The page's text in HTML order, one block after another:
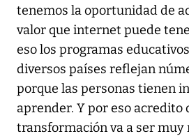
tenemos la oportunidad de
valor que internet puede
eso los programas
diversos países reflejan
porque las personas tienen
aprender. Y por eso acredito
transformación va a ser muy